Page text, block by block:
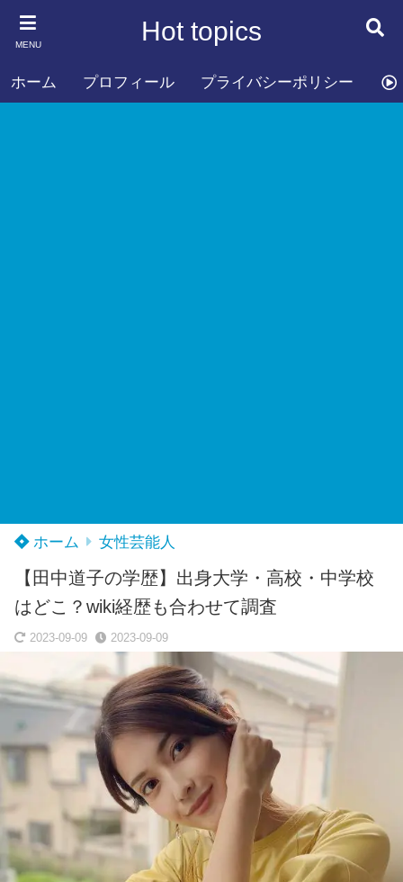
MENU Hot topics
ホーム プロフィール プライバシーポリシー お
ホーム 女性芸能人
【田中道子の学歴】出身大学・高校・中学校
はどこ？wiki経歴も合わせて調査
2023-09-09 2023-09-09